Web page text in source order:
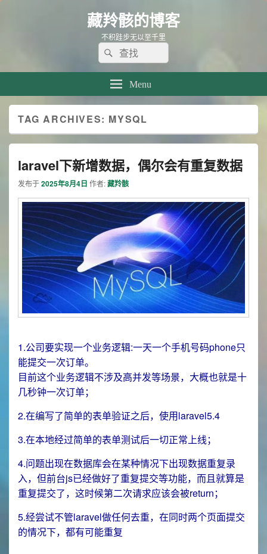
藏羚骸的博客
不积跬步无以至千里
Search
for:
Search
Menu
TAG ARCHIVES: MYSQL
laravel下新增数据，偶尔会有重复数据
发布于2025年8月4日 作者:藏羚骸
1.公司要实现一个业务逻辑:一天一个手机号码phone只
能提交一次订单。
目前这个业务逻辑不涉及高并发等场景，大概也就是十
几秒钟一次订单；
2.在编写了简单的表单验证之后，使用laravel5.4
3.在本地经过简单的表单测试后一切正常上线；
4.问题出现在数据库会在某种情况下出现数据重复录
入，但前台js已经做好了重复提交等功能，而且就算是
重复提交了，这时候第二次请求应该会被return；
5.经尝试不管laravel做任何去重，在同时两个页面提交
的情况下，都有可能重复